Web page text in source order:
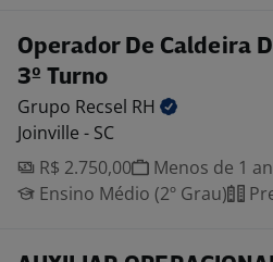
Operador De Caldeira
3º Turno
Grupo Recsel RH
Joinville - SC
R$ 2.750,00
Menos de 1
Ensino Médio (2º Grau)